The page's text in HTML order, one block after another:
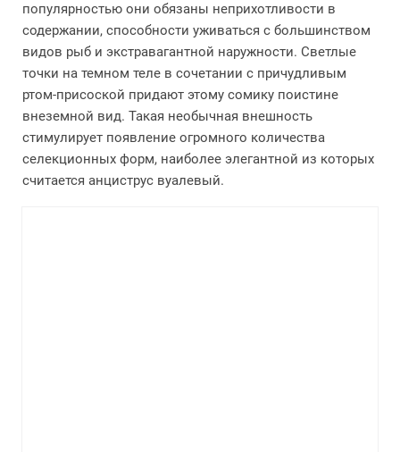
популярностью они обязаны неприхотливости в
содержании, способности уживаться с большинством
видов рыб и экстравагантной наружности. Светлые
точки на темном теле в сочетании с причудливым
ртом-присоской придают этому сомику поистине
внеземной вид. Такая необычная внешность
стимулирует появление огромного количества
селекционных форм, наиболее элегантной из которых
считается анциструс вуалевый.